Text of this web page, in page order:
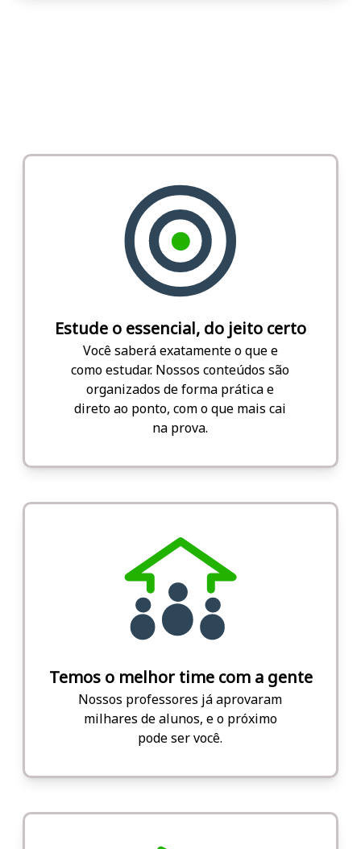
Estude o essencial, do jeito certo
Você saberá exatamente o que e
como estudar. Nossos conteúdos são
organizados de forma prática e
direto ao ponto, com o que mais cai
na prova.
Temos o melhor time com a gente
Nossos professores já aprovaram
milhares de alunos, e o próximo
pode ser você.